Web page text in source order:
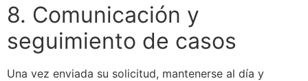
8. Comunicación y
seguimiento de casos
Una vez enviada su solicitud, mantenerse al día y